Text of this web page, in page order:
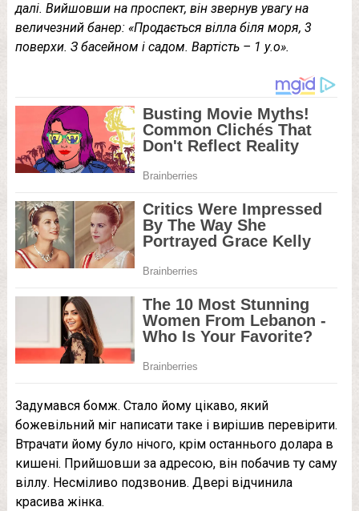
далі. Вийшовши на проспект, він звернув увагу на
величезний банер: «Продається вілла біля моря, 3
поверхи. З басейном і садом. Вартість – 1 у.о».
Задумався бoмж. Стало йому цікаво, який
божевільний міг написати таке і вирішив перевірити.
Втрачати йому було нічого, крім останнього долара в
кишені. Прийшовши за адресою, він побачив ту саму
віллу. Несміливо подзвонив. Двері відчинила
красива жінка.